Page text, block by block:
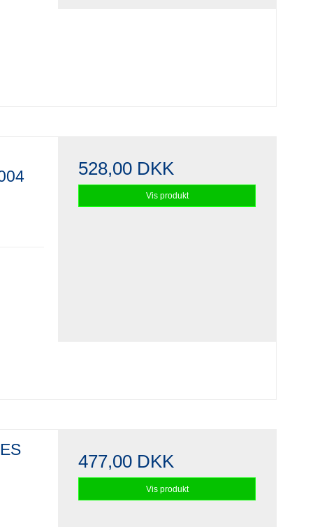
528,00 DKK
Vis produkt
477,00 DKK
Vis produkt